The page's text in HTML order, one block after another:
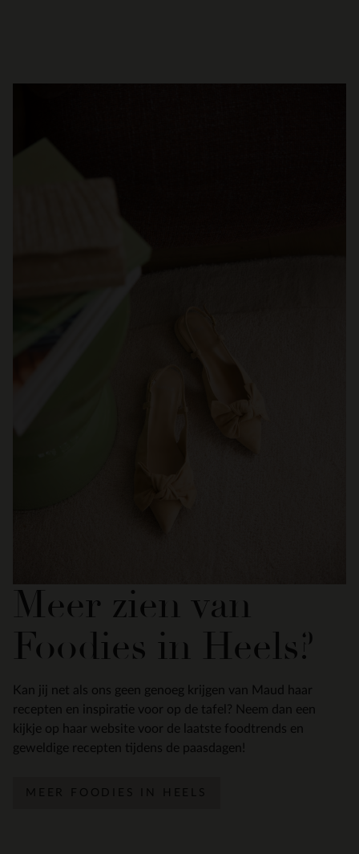
Meer zien van
Foodies in Heels?
Kan jij net als ons geen genoeg krijgen van Maud haar
recepten en inspiratie voor op de tafel? Neem dan een
kijkje op haar website voor de laatste foodtrends en
geweldige recepten tijdens de paasdagen!
MEER FOODIES IN HEELS